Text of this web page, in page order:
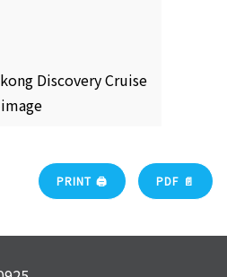
PRINT 🖨 PDF 📄